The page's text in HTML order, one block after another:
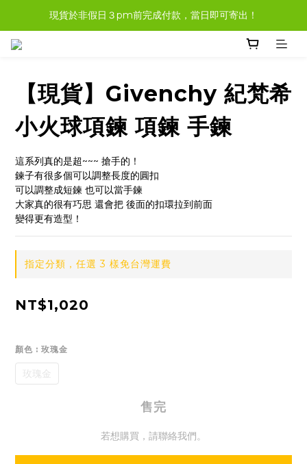
現貨商品，大多都可任選３樣免運哦。
現貨於非假日３pm前完成付款，當日即可寄出！
【現貨】Givenchy 紀梵希
小火球項鍊 項鍊 手鍊
這系列真的是超~~~ 搶手的！
鍊子有很多個可以調整長度的圓扣
可以調整成短鍊 也可以當手鍊
大家真的很有巧思 還會把 後面的扣環拉到前面
變得更有造型！
指定分類，任選 3 樣免台灣運費
NT$1,020
顏色 : 玫瑰金
玫瑰金
售完
若想購買，請聯絡我們。